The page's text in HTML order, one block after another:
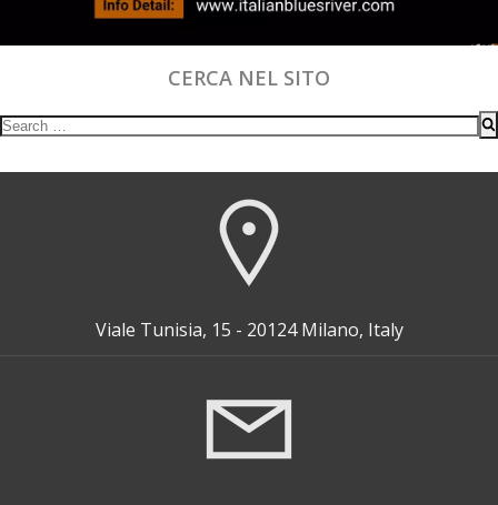
CERCA NEL SITO
Search
Viale Tunisia, 15 - 20124 Milano, Italy